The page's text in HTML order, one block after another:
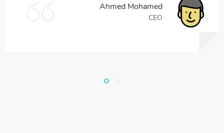
Ahmed Mohamed
CEO